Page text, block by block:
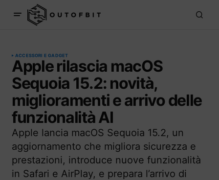
ACCESSORI E GADGET
Apple rilascia macOS
Sequoia 15.2: novità,
miglioramenti e arrivo delle
funzionalità AI
Apple lancia macOS Sequoia 15.2, un
aggiornamento che migliora sicurezza e
prestazioni, introduce nuove funzionalità
in Safari e AirPlay, e prepara l’arrivo di